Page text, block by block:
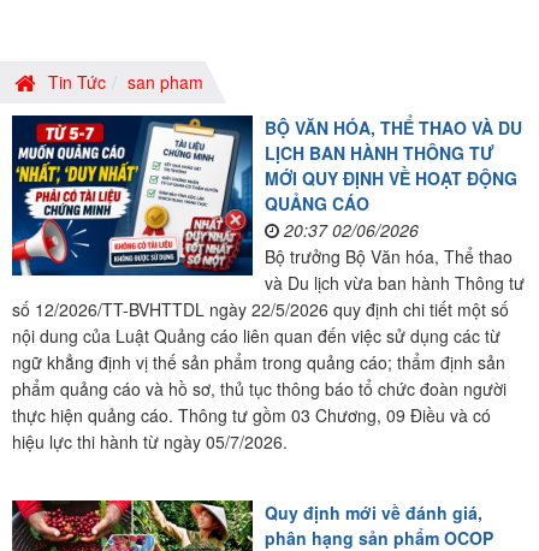
Tin Tức
san pham
BỘ VĂN HÓA, THỂ THAO VÀ DU
LỊCH BAN HÀNH THÔNG TƯ
MỚI QUY ĐỊNH VỀ HOẠT ĐỘNG
QUẢNG CÁO
20:37 02/06/2026
Bộ trưởng Bộ Văn hóa, Thể thao
và Du lịch vừa ban hành Thông tư
số 12/2026/TT-BVHTTDL ngày 22/5/2026 quy định chi tiết một số
nội dung của Luật Quảng cáo liên quan đến việc sử dụng các từ
ngữ khẳng định vị thế sản phẩm trong quảng cáo; thẩm định sản
phẩm quảng cáo và hồ sơ, thủ tục thông báo tổ chức đoàn người
thực hiện quảng cáo. Thông tư gồm 03 Chương, 09 Điều và có
hiệu lực thi hành từ ngày 05/7/2026.
Quy định mới về đánh giá,
phân hạng sản phẩm OCOP